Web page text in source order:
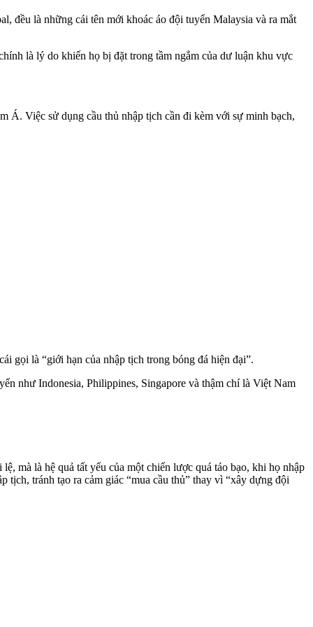
đều là những cái tên mới khoác áo đội tuyển Malaysia và ra mắt
là lý do khiến họ bị đặt trong tầm ngắm của dư luận khu vực
Á. Việc sử dụng cầu thủ nhập tịch cần đi kèm với sự minh bạch,
gọi là “giới hạn của nhập tịch trong bóng đá hiện đại”.
như Indonesia, Philippines, Singapore và thậm chí là Việt Nam
mà là hệ quả tất yếu của một chiến lược quá táo bạo, khi họ nhập
tránh tạo ra cảm giác “mua cầu thủ” thay vì “xây dựng đội